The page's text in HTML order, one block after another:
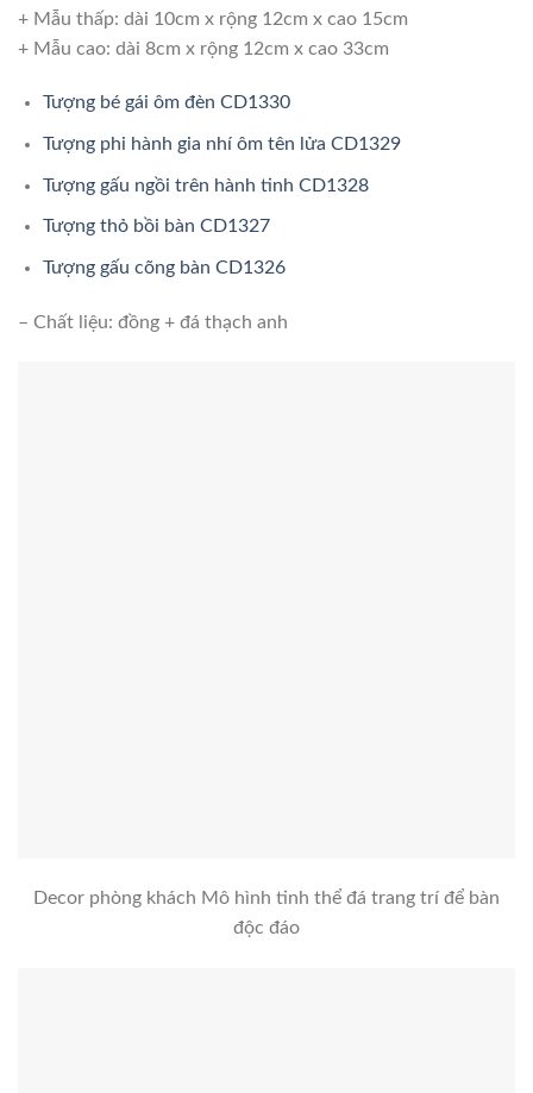
+ Mẫu thấp: dài 10cm x rộng 12cm x cao 15cm
+ Mẫu cao: dài 8cm x rộng 12cm x cao 33cm
Tượng bé gái ôm đèn CD1330
Tượng phi hành gia nhí ôm tên lửa CD1329
Tượng gấu ngồi trên hành tinh CD1328
Tượng thỏ bồi bàn CD1327
Tượng gấu cõng bàn CD1326
– Chất liệu: đồng + đá thạch anh
Decor phòng khách Mô hình tinh thể đá trang trí để bàn
độc đáo